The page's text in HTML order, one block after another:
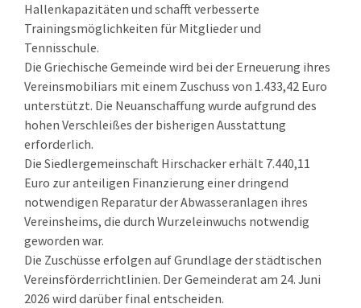
Hallenkapazitäten und schafft verbesserte
Trainingsmöglichkeiten für Mitglieder und
Tennisschule.
Die Griechische Gemeinde wird bei der Erneuerung ihres
Vereinsmobiliars mit einem Zuschuss von 1.433,42 Euro
unterstützt. Die Neuanschaffung wurde aufgrund des
hohen Verschleißes der bisherigen Ausstattung
erforderlich.
Die Siedlergemeinschaft Hirschacker erhält 7.440,11
Euro zur anteiligen Finanzierung einer dringend
notwendigen Reparatur der Abwasseranlagen ihres
Vereinsheims, die durch Wurzeleinwuchs notwendig
geworden war.
Die Zuschüsse erfolgen auf Grundlage der städtischen
Vereinsförderrichtlinien. Der Gemeinderat am 24. Juni
2026 wird darüber final entscheiden.